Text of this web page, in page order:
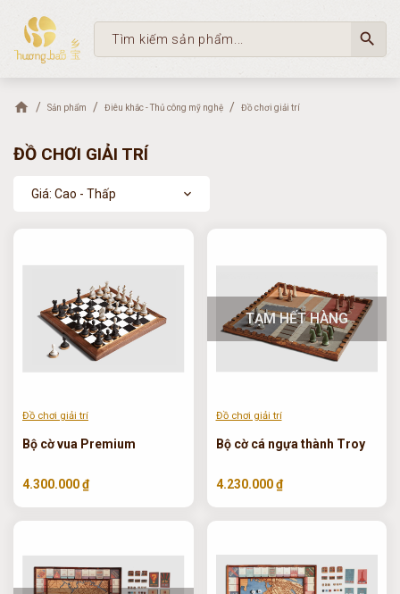
search
Sản phẩm Điêu khắc - Thủ công mỹ nghệ Đồ chơi giải trí
ĐỒ CHƠI GIẢI TRÍ
Giá: Cao - Thấp expand_more
Đồ chơi giải trí
Bộ cờ vua Premium
4.300.000 ₫
TẠM HẾT HÀNG
Đồ chơi giải trí
Bộ cờ cá ngựa thành Troy
4.230.000 ₫